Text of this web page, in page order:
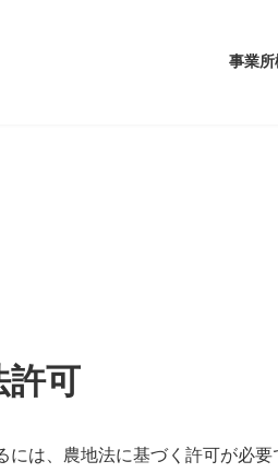
事業所
許可
は、農地法に基づく許可が必要